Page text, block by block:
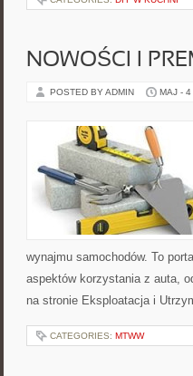
NOWOŚCI I
POSTED BY ADMIN MAJ -
wynajmu samochodów. To
aspektów korzystania z auta,
na stronie Eksploatacja i
CATEGORIES: MTWW